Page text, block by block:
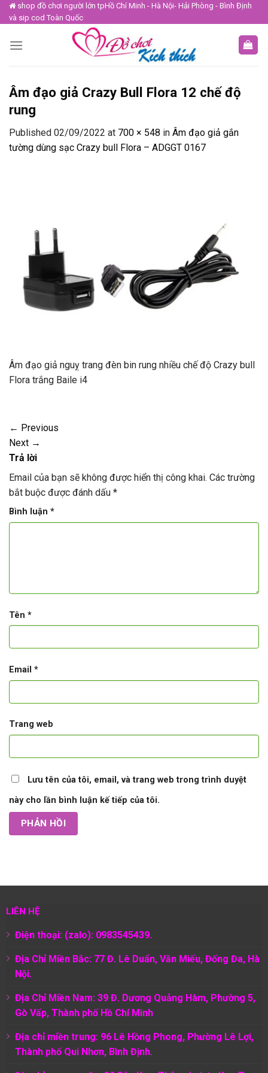
Skip
to
shop đồ chơi người lớn tpHồ Chí Minh - Hà Nội- Hải Phòng - Bình Định
và sip cod Toàn Quốc
Âm đạo giả Crazy Bull Flora 12 chế độ
rung
Published 02/09/2022 at 700 × 548 in Âm đạo giả gắn
tường dùng sạc Crazy bull Flora – ADGGT 0167
Âm đạo giả nguỵ trang đèn bin rung nhiều chế độ Crazy bull
Flora trắng Baile i4
← Previous
Next →
Trả lời
Email của bạn sẽ không được hiển thị công khai. Các trường
bắt buộc được đánh dấu *
Bình luận *
Tên *
Email *
Trang web
Lưu tên của tôi, email, và trang web trong trình duyệt
này cho lần bình luận kế tiếp của tôi.
LIÊN HỆ
Điện thoại: (zalo): 0983545439.
Địa Chỉ Miền Bắc: 77 Đ. Lê Duẩn, Văn Miếu, Đống Đa, Hà
Nội.
Địa Chỉ Miền Nam: 39 Đ. Dương Quảng Hàm, Phường 5,
Gò Vấp, Thành phố Hồ Chí Minh
Địa chỉ miền trung: 96 Lê Hồng Phong, Phường Lê Lợi,
Thành phố Qui Nhơn, Bình Định.